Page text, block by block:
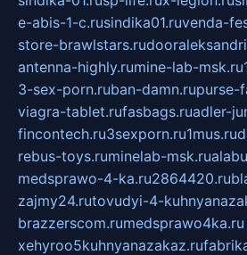
e-abis-1-c.rusindika01.ruvenda-
store-brawlstars.ru
antenna-highly.rumine-lab-msk.ru
3-sex-porn.ruban-damn.rupurse-
viagra-tablet.rufasbags.ruadler-
fincontech.ru3sexporn.ru1mus.ru
rebus-toys.ruminelab-msk.ru
medsprawo-4-ka.ru2864420.ru
zajmy24.rutovudyi-4-
brazzerscom.rumedsprawo4ka.ru
xehyroo5kuhnyanazakaz.ru